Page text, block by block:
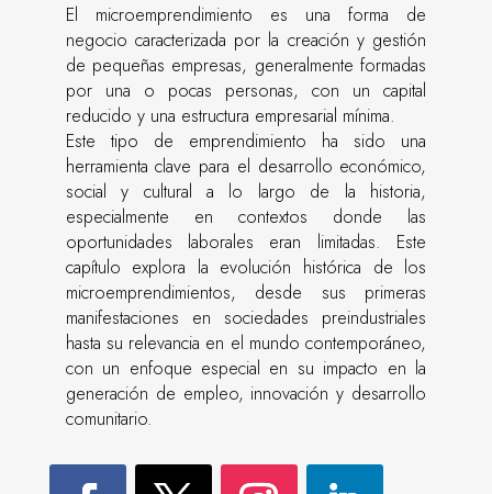
El microemprendimiento es una forma de
negocio caracterizada por la creación y gestión
de pequeñas empresas, generalmente formadas
por una o pocas personas, con un capital
reducido y una estructura empresarial mínima.
Este tipo de emprendimiento ha sido una
herramienta clave para el desarrollo económico,
social y cultural a lo largo de la historia,
especialmente en contextos donde las
oportunidades laborales eran limitadas. Este
capítulo explora la evolución histórica de los
microemprendimientos, desde sus primeras
manifestaciones en sociedades preindustriales
hasta su relevancia en el mundo contemporáneo,
con un enfoque especial en su impacto en la
generación de empleo, innovación y desarrollo
comunitario.